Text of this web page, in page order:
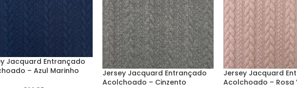
Jacquard Entrançado
– Azul Marinho
Jersey Jacquard Entrançado
Acolchoado – Cinzento
Jersey Jacquard
Acolchoado – Rosa